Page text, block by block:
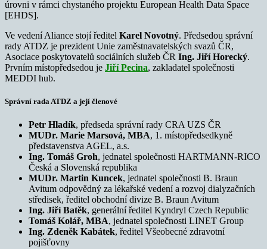
úrovni v rámci chystaného projektu European Health Data Space
[EHDS].
Ve vedení Aliance stojí ředitel Karel Novotný. Předsedou správní
rady ATDZ je prezident Unie zaměstnavatelských svazů ČR,
Asociace poskytovatelů sociálních služeb ČR Ing. Jiří Horecký.
Prvním místopředsedou je Jiří Pecina, zakladatel společnosti
MEDDI hub.
Správní rada ATDZ a její členové
Petr Hladík, předseda správní rady CRA UZS ČR
MUDr. Marie Marsová, MBA, 1. místopředsedkyně
představenstva AGEL, a.s.
Ing. Tomáš Groh, jednatel společnosti HARTMANN-RICO
Česká a Slovenská republika
MUDr. Martin Kuncek, jednatel společnosti B. Braun
Avitum odpovědný za lékařské vedení a rozvoj dialyzačních
středisek, ředitel obchodní divize B. Braun Avitum
Ing. Jiří Batěk, generální ředitel Kyndryl Czech Republic
Tomáš Kolář, MBA, jednatel společnosti LINET Group
Ing. Zdeněk Kabátek, ředitel Všeobecné zdravotní
pojišťovny